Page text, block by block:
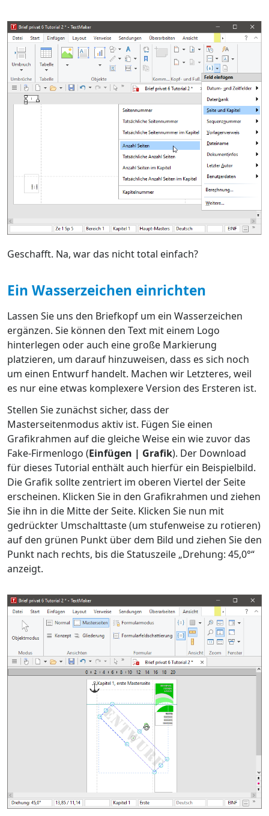
Geschafft. Na, war das nicht total einfach?
Ein Wasserzeichen einrichten
Lassen Sie uns den Briefkopf um ein Wasserzeichen
ergänzen. Sie können den Text mit einem Logo
hinterlegen oder auch eine große Markierung
platzieren, um darauf hinzuweisen, dass es sich noch
um einen Entwurf handelt. Machen wir Letzteres, weil
es nur eine etwas komplexere Version des Ersteren ist.
Stellen Sie zunächst sicher, dass der
Masterseitenmodus aktiv ist. Fügen Sie einen
Grafikrahmen auf die gleiche Weise ein wie zuvor das
Fake-Firmenlogo (Einfügen | Grafik). Der Download
für dieses Tutorial enthält auch hierfür ein Beispielbild.
Die Grafik sollte zentriert im oberen Viertel der Seite
erscheinen. Klicken Sie in den Grafikrahmen und ziehen
Sie ihn in die Mitte der Seite. Klicken Sie nun mit
gedrückter Umschalttaste (um stufenweise zu rotieren)
auf den grünen Punkt über dem Bild und ziehen Sie den
Punkt nach rechts, bis die Statuszeile „Drehung: 45,0°“
anzeigt.